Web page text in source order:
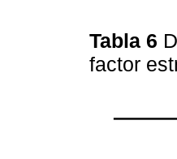
Tabla 6
factor